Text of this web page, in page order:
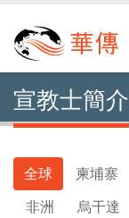
宣教士簡介
全球 柬埔寨
非洲
烏干達